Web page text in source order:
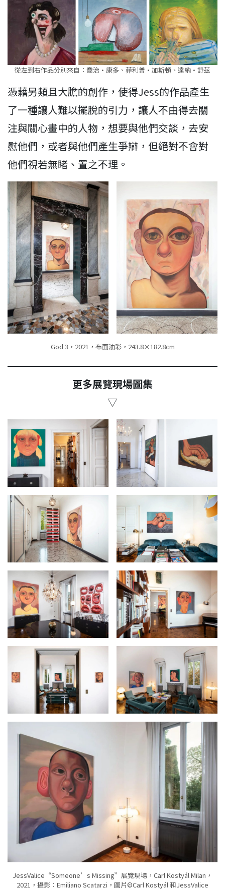
從左到右作品分別來自：喬治·康多、菲利普·加斯頓、達納·舒茲
憑藉另類且大膽的創作，使得Jess的作品產生
了一種讓人難以擺脫的引力，讓人不由得去關
注與關心畫中的人物，想要與他們交談，去安
慰他們，或者與他們產生爭辯，但絕對不會對
他們視若無睹、置之不理。
God 3，2021，布面油彩，243.8×182.8cm
更多展覽現場圖集
▽
JessValice“Someone’s Missing”展覽現場，Carl Kostyál Milan，
2021，攝影：Emiliano Scatarzi，圖片©Carl Kostyál 和JessValice